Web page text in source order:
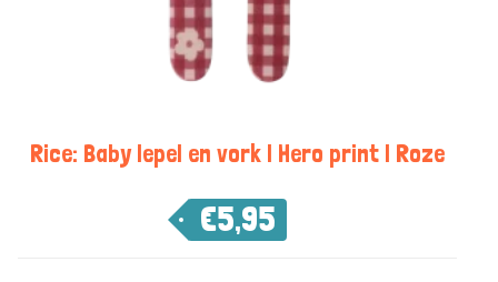
Rice: Baby lepel en vork | Hero print | Roze
€5,95